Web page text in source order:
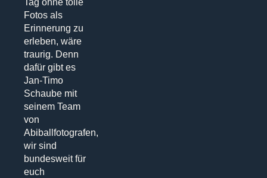
Tag ohne tolle
Fotos als
Erinnerung zu
erleben, wäre
traurig. Denn
dafür gibt es
Jan-Timo
Schaube mit
seinem Team
von
Abiballfotografen,
wir sind
bundesweit für
euch